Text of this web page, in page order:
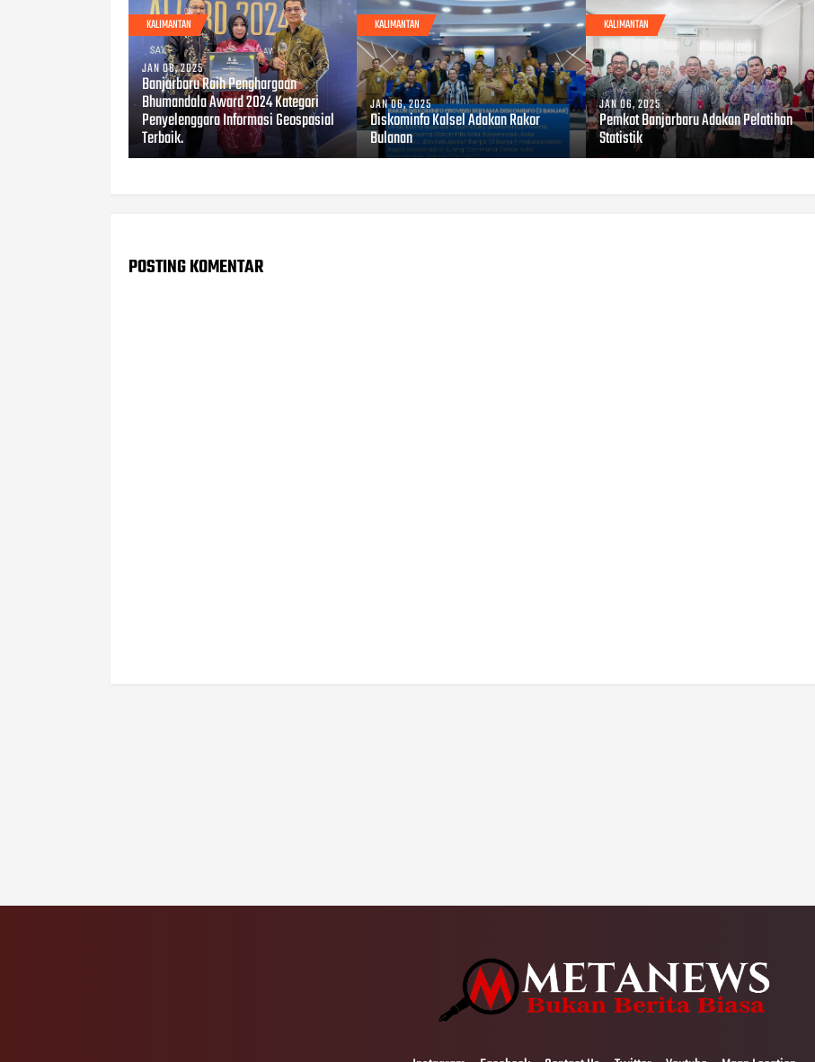
KALIMANTAN
JAN 06, 2025
Banjarbaru Raih Penghargaan
Bhumandala Award 2024 Kategori
Penyelenggara Informasi Geospasial
Terbaik.
KALIMANTAN
JAN 06, 2025
Diskominfo Kalsel Adakan Rakor
Bulanan
KALIMANTAN
JAN 06, 2025
Pemkot Banjarbaru Adakan Pelatihan
Statistik
POSTING KOMENTAR